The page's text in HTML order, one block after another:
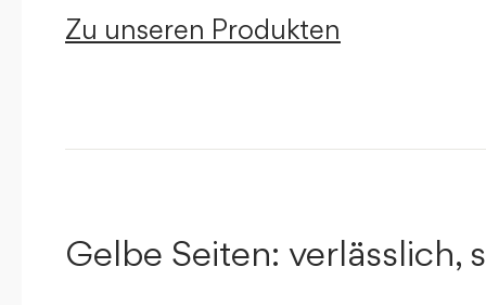
Zu unseren Produkten
Gelbe Seiten: verlässlich,